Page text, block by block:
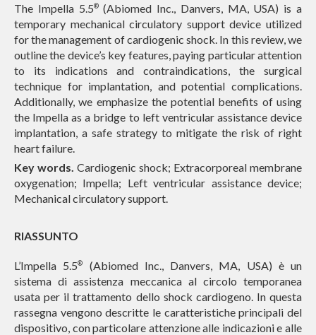
The Impella 5.5®(Abiomed Inc., Danvers, MA, USA) is a
temporary mechanical circulatory support device utilized
for the management of cardiogenic shock. In this review, we
outline the device’s key features, paying particular attention
to its indications and contraindications, the surgical
technique for implantation, and potential complications.
Additionally, we emphasize the potential benefits of using
the Impella as a bridge to left ventricular assistance device
implantation, a safe strategy to mitigate the risk of right
heart failure.
Key words. Cardiogenic shock; Extracorporeal membrane
oxygenation; Impella; Left ventricular assistance device;
Mechanical circulatory support.
RIASSUNTO
L’Impella 5.5®
(Abiomed Inc., Danvers, MA, USA) è un
sistema di assistenza meccanica al circolo temporanea
usata per il trattamento dello shock cardiogeno. In questa
rassegna vengono descritte le caratteristiche principali del
dispositivo, con particolare attenzione alle indicazioni e alle